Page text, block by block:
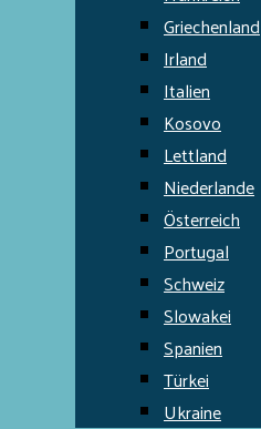
Griechenland
Irland
Italien
Kosovo
Lettland
Niederlande
Österreich
Portugal
Schweiz
Slowakei
Spanien
Türkei
Ukraine